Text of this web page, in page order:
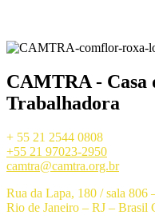
CAMTRA - Casa
Trabalhadora
+ 55 21 2544 0808
+55 21 97023-2950
camtra@camtra.org.br
Rua da Lapa, 180 / sala 806
Rio de Janeiro – RJ – Brasil